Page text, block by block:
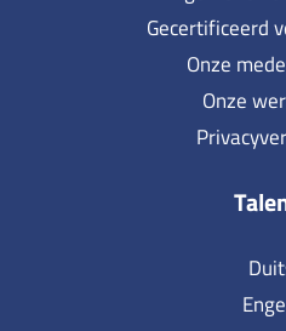
Gecertificeerd
Onze
Onze